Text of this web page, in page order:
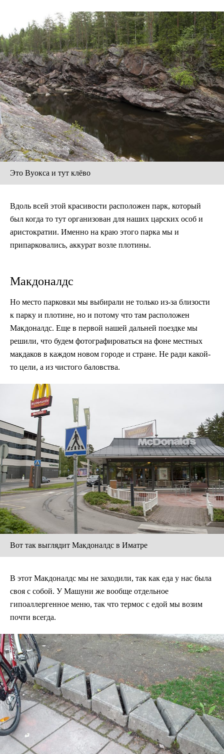
Это Вуокса и тут клёво
Вдоль всей этой красивости расположен парк, который
был когда то тут организован для наших царских особ и
аристократии. Именно на краю этого парка мы и
припарковались, аккурат возле плотины.
Макдоналдс
Но место парковки мы выбирали не только из-за близости
к парку и плотине, но и потому что там расположен
Макдоналдс. Еще в первой нашей дальней поездке мы
решили, что будем фотографироваться на фоне местных
макдаков в каждом новом городе и стране. Не ради какой-
то цели, а из чистого баловства.
Вот так выглядит Макдоналдс в Иматре
В этот Макдоналдс мы не заходили, так как еда у нас была
своя с собой. У Машуни же вообще отдельное
гипоаллергенное меню, так что термос с едой мы возим
почти всегда.